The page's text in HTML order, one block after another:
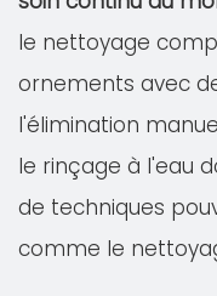
le nettoyage
ornements avec
l'élimination
le rinçage à l'eau
de techniques
comme le